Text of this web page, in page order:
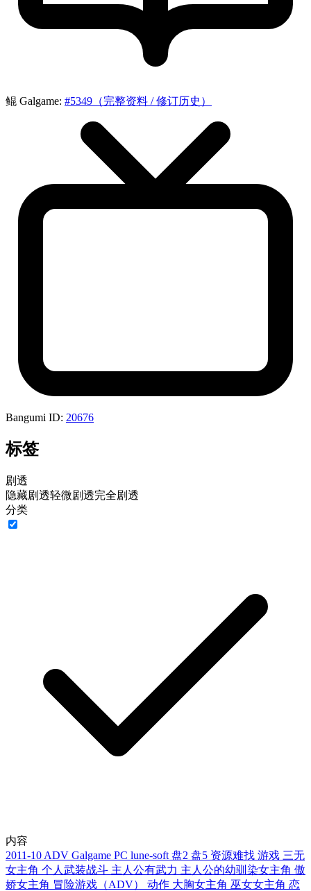
鲲 Galgame: #5349（完整资料 / 修订历史）
Bangumi ID: 20676
标签
剧透
隐藏剧透轻微剧透完全剧透
分类
内容
2011-10 ADV Galgame PC lune-soft 盘2 盘5 资源难找 游戏 三无
女主角 个人武装战斗 主人公有武力 主人公的幼驯染女主角 傲
娇女主角 冒险游戏（ADV） 动作 大胸女主角 巫女女主角 恋